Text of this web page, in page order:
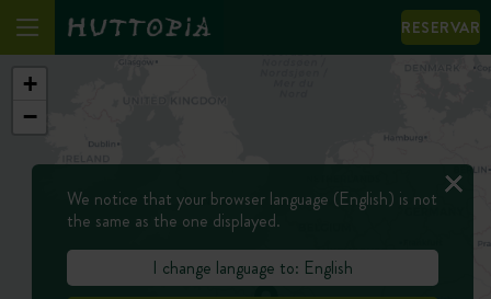
RESERVAR
+
−
We notice that your browser language (English) is not
the same as the one displayed.
I change language to: English